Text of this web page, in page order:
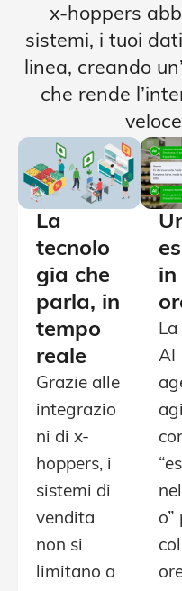
x-hoppers
sistemi, i tuoi
linea, creando
che rende
La
tecnolo
gia che
parla, in
tempo
reale
Grazie alle
integrazio
ni di x-
hoppers, i
sistemi di
vendita
non si
limitano a
in
La
AI
o”